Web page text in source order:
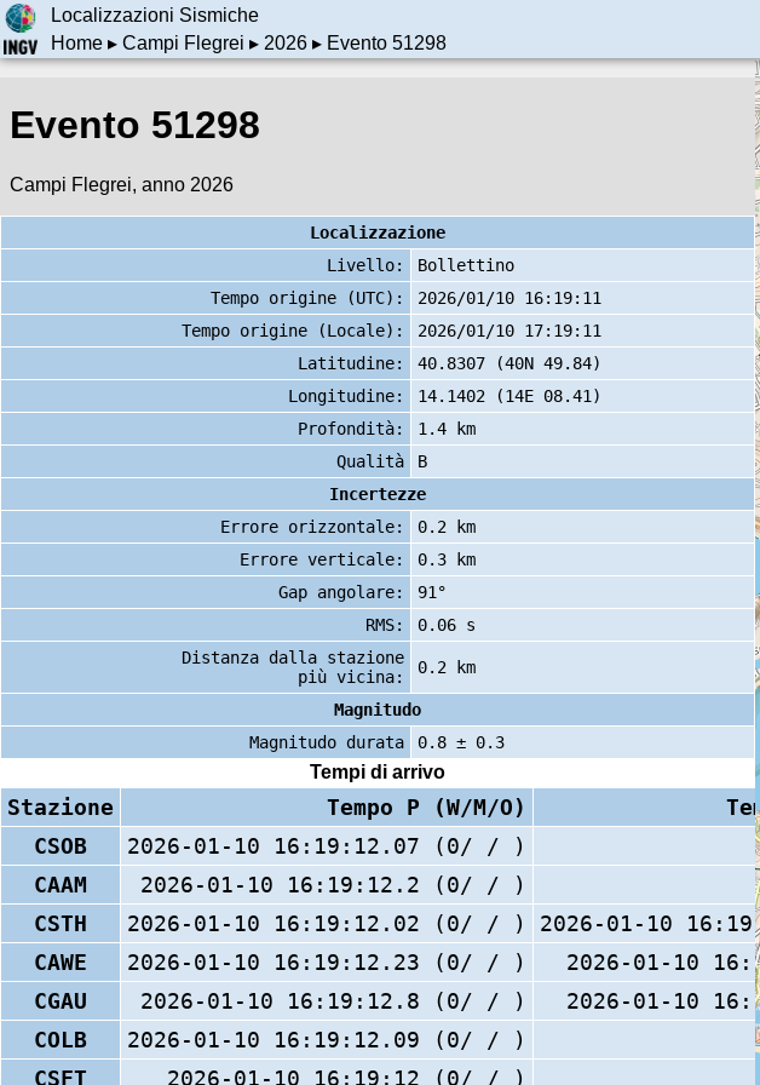
Localizzazioni Sismiche
Home▸ Campi Flegrei ▸ 2026▸ Evento 51298
Evento 51298
Campi Flegrei, anno 2026
Localizzazione
Livello:
Bollettino
Tempo origine (UTC):
2026/01/10 16:19:11
Tempo origine (Locale):
2026/01/10 17:19:11
Latitudine:
40.8307 (40N 49.84)
Longitudine:
14.1402 (14E 08.41)
Profondità:
1.4 km
Qualità
B
Incertezze
Errore orizzontale:
0.2 km
Errore verticale:
0.3 km
Gap angolare:
91°
RMS:
0.06 s
Distanza dalla stazione
più vicina:
0.2 km
Magnitudo
Magnitudo durata
0.8 ± 0.3
Tempi di arrivo
Stazione Tempo P (W/M/O)
CSOB
2026-01-10 16:19:12.07 (0/ / )
CAAM
2026-01-10 16:19:12.2 (0/ / )
CSTH
2026-01-10 16:19:12.02 (0/ / ) 2026-01-10
CAWE
2026-01-10 16:19:12.23 (0/ / )
2026-01-10
CGAU
2026-01-10 16:19:12.8 (0/ / )
2026-01-10
COLB
2026-01-10 16:19:12.09 (0/ / )
CSFT
2026-01-10 16:19:12 (0/ / )